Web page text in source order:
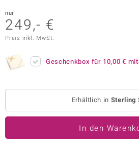
Collection
BY DE MELO
nur
249,- €
Preis inkl. MwSt.
Geschenkbox für 10,00 €
Erhältlich in Sterling
In den